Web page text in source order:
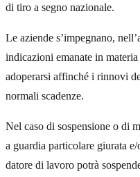
di tiro a segno nazionale.
Le aziende s’impegnano,
indicazioni emanate in
adoperarsi affinché i rinnovi
normali scadenze.
Nel caso di sospensione o di
a guardia particolare giurata
datore di lavoro potrà